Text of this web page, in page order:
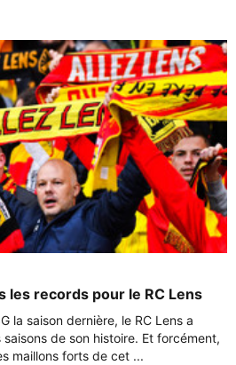
les records pour le RC Lens
la saison dernière, le RC Lens a
de son histoire. Et forcément,
maillons forts de cet ...